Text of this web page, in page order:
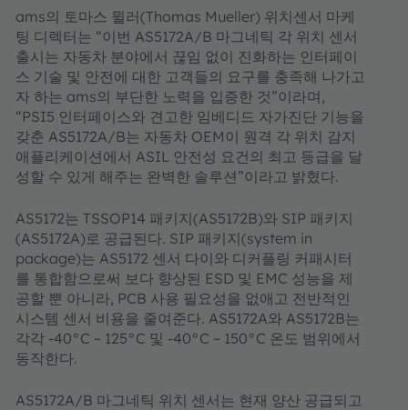
ams의 토마스 뮐러(Thomas Mueller) 위치센서 마케
팅 디렉터는 “이번 AS5172A/B 마그네틱 각 위치 센서
출시는 자동차 분야에서 끊임 없이 진화하는 인터페이
스 기술 및 안전에 대한 고객들의 요구를 충족해 나가고
자 하는 ams의 부단한 노력을 입증한 것”이라며,
“PSI5 인터페이스와 견고한 임베디드 자가진단 기능을
갖춘 AS5172A/B는 자동차 OEM이 원격 각 위치 감지
애플리케이션에서 ASIL 안전성 요건의 최고 등급을 달
성할 수 있게 해주는 완벽한 솔루션”이라고 밝혔다.
AS5172는 TSSOP14 패키지(AS5172B)와 SIP 패키지
(AS5172A)로 공급된다. SIP 패키지(system in
package)는 AS5172 센서 다이와 디커플링 커패시터
를 통합함으로써 보다 향상된 ESD 및 EMC 성능을 제
공할 뿐 아니라, PCB 사용 필요성을 없애고 전반적인
시스템 센서 비용을 줄여준다. AS5172A와 AS5172B는
각각 -40°C ~ 125°C 및 -40°C ~ 150°C 온도 범위에서
동작한다.
AS5172A/B 마그네틱 위치 센서는 현재 양산 공급되고